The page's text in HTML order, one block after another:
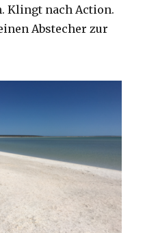
Klingt nach Action.
Abstecher zur